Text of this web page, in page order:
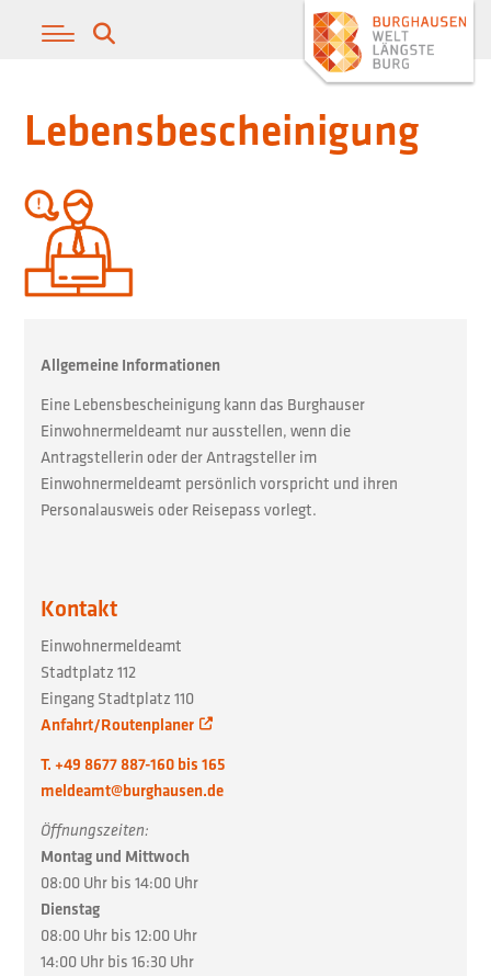
Lebensbescheinigung
Allgemeine Informationen
Eine Lebensbescheinigung kann das Burghauser
Einwohnermeldeamt nur ausstellen, wenn die
Antragstellerin oder der Antragsteller im
Einwohnermeldeamt persönlich vorspricht und ihren
Personalausweis oder Reisepass vorlegt.
Kontakt
Einwohnermeldeamt
Stadtplatz 112
Eingang Stadtplatz 110
Anfahrt/Routenplaner
T. +49 8677 887-160 bis 165
meldeamt@burghausen.de
Öffnungszeiten:
Montag und Mittwoch
08:00 Uhr bis 14:00 Uhr
Dienstag
08:00 Uhr bis 12:00 Uhr
14:00 Uhr bis 16:30 Uhr